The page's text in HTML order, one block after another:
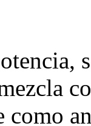
como